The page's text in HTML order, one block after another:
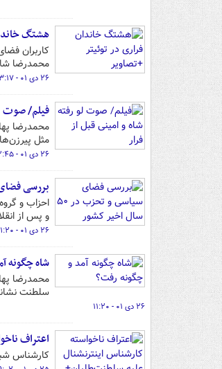
هشتگ
کاربران
محمدرضا
۲۶ دی ۰۱ - ۲۳:۱۷
فیلم/ صوت
محمدرضا
مثل
۲۶ دی ۰۱ - ۱۲:۴۵
بررسی فضای
احزاب و
و پس از
۲۶ دی ۰۱ - ۱۱:۲۰
شاه چگونه
محمدرضا
سلطنت
۲۶ دی ۰۱ - ۱۱:۲۰
اعتراف
کارشناس